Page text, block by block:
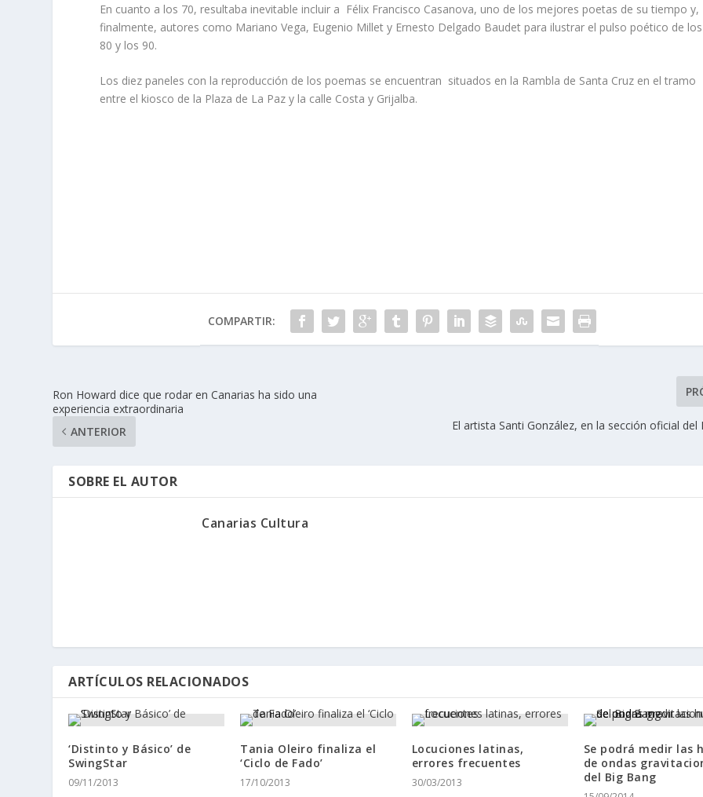
En cuanto a los 70, resultaba inevitable incluir a Félix Francisco Casanova, uno de los mejores poetas de su tiempo y,
finalmente, autores como Mariano Vega, Eugenio Millet y Ernesto Delgado Baudet para ilustrar el pulso poético de los
80 y los 90.
Los diez paneles con la reproducción de los poemas se encuentran situados en la Rambla de Santa Cruz en el tramo
entre el kiosco de la Plaza de La Paz y la calle Costa y Grijalba.
COMPARTIR:
Ron Howard dice que rodar en Canarias ha sido una
experiencia extraordinaria
ANTERIOR
El artista Santi González, en la sección oficial del
SOBRE EL AUTOR
Canarias Cultura
ARTÍCULOS RELACIONADOS
‘Distinto y Básico’ de
SwingStar
09/11/2013
Tania Oleiro finaliza el
‘Ciclo de Fado’
17/10/2013
Locuciones latinas,
errores frecuentes
30/03/2013
Se podrá medir las
de ondas
del Big Bang